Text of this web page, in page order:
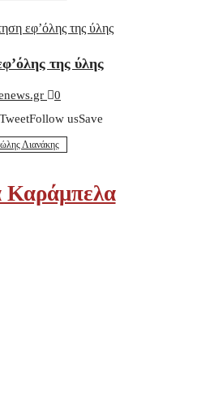
της ύλης
0
usSave
Λιανάκης
Καράμπελα